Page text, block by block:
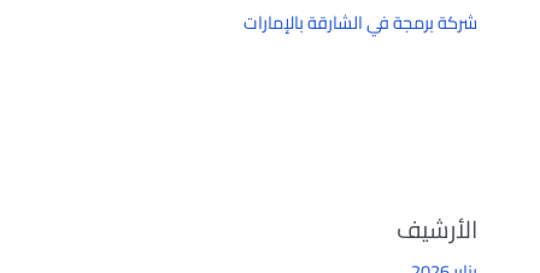
شركة برمجة في الشارقة بالإمارات
الأرشيف